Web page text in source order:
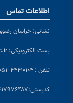
اطلاعات تماس
نشانی: خراسان
پست الکترونیکی:
تلفن : ۴۴۴۱۰۱۰۴ -۰۵۱
کدپستی:۹۶۱۷۹۷۶۴۸۷ صندوق پستی:۳۹۷